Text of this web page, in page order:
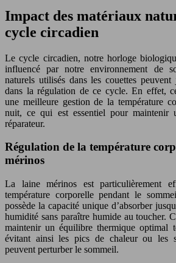
Impact des matériaux
cycle circadien
Le cycle circadien, notre horloge
influencé par notre environnement de
naturels utilisés dans les couettes
dans la régulation de ce cycle. En effet,
une meilleure gestion de la température
nuit, ce qui est essentiel pour maintenir
réparateur.
Régulation de la température
mérinos
La laine mérinos est particulièrement
température corporelle pendant le
possède la capacité unique d’absorber
humidité sans paraître humide au toucher.
maintenir un équilibre thermique
évitant ainsi les pics de chaleur ou les
peuvent perturber le sommeil.